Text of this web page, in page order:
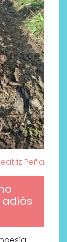
Peña